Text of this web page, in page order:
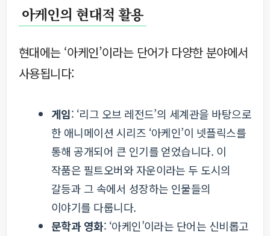
아케인의 현대적 활용
현대에는 ‘아케인’이라는 단어가 다양한 분야에서
사용됩니다:
게임: ‘리그 오브 레전드’의 세계관을 바탕으로
한 애니메이션 시리즈 ‘아케인’이 넷플릭스를
통해 공개되어 큰 인기를 얻었습니다. 이
작품은 필트오버와 자운이라는 두 도시의
갈등과 그 속에서 성장하는 인물들의
이야기를 다룹니다.
문학과 영화: ‘아케인’이라는 단어는 신비롭고